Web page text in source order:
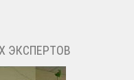
ЭКСПЕРТОВ